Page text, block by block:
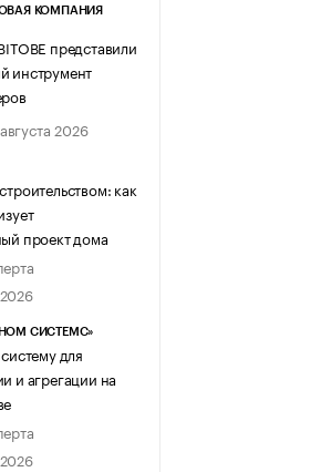
КОМПАНИЯ
представили
инструмент
2026
как
проект дома
СИСТЕМС»
для
и агрегации на